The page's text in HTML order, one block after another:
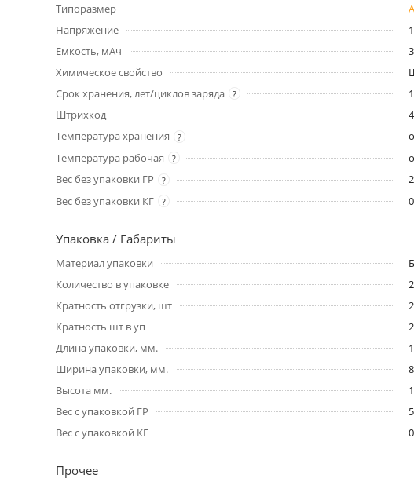
Типоразмер
Напряжение
Емкость, мАч
Химическое свойство
Срок хранения, лет/циклов заряда
?
Штрихкод
Температура хранения
?
Температура рабочая
?
Вес без упаковки ГР
?
Вес без упаковки КГ
?
Упаковка / Габариты
Материал упаковки
Количество в упаковке
2
Кратность отгрузки, шт
2
Кратность шт в уп
Длина упаковки, мм.
Ширина упаковки, мм.
Высота мм.
Вес с упаковкой ГР
Вес с упаковкой КГ
Прочее